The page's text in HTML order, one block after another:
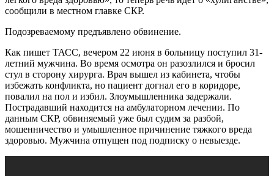
сообщили в местном главке СКР.
Подозреваемому предъявлено обвинение.
Как пишет ТАСС, вечером 22 июня в больницу поступил 31-
летний мужчина. Во время осмотра он разозлился и бросил
стул в сторону хирурга. Врач вышел из кабинета, чтобы
избежать конфликта, но пациент догнал его в коридоре,
повалил на пол и избил. Злоумышленника задержали.
Пострадавший находится на амбулаторном лечении. По
данным СКР, обвиняемый уже был судим за разбой,
мошенничество и умышленное причинение тяжкого вреда
здоровью. Мужчина отпущен под подписку о невыезде.